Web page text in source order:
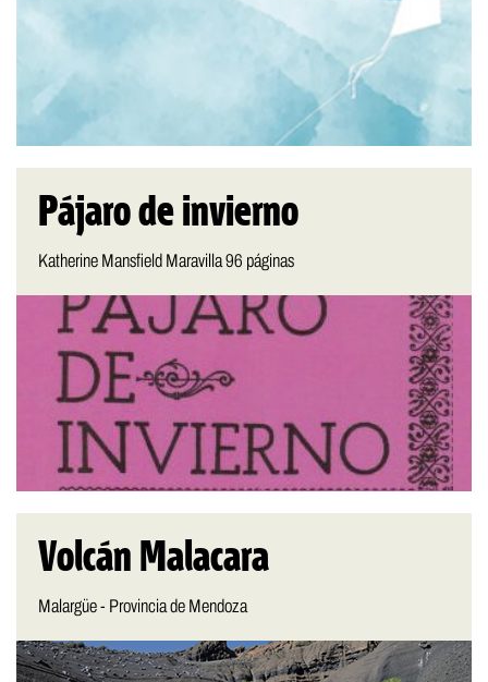
Pájaro de invierno
Katherine Mansfield Maravilla 96 páginas
Volcán Malacara
Malargüe - Provincia de Mendoza